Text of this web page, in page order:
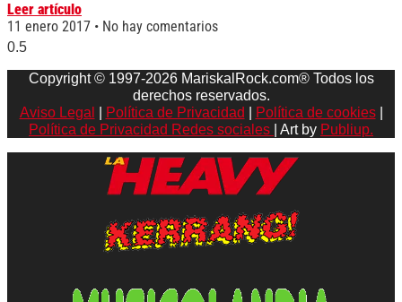
Leer artículo
11 enero 2017
No hay comentarios
Copyright © 1997-2026 MariskalRock.com® Todos los
derechos reservados.
Aviso Legal
Política de Privacidad Política de cookies|
Política de Privacidad Redes sociales
| Art by Publiup.